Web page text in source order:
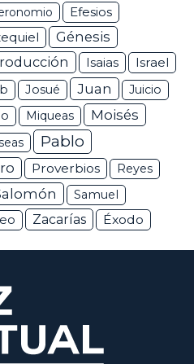
Efesios
Génesis
Isaias Israel
Josué Juan
Juicio
Miqueas Moisés
Pablo
Proverbios Reyes
Samuel
Zacarías Éxodo